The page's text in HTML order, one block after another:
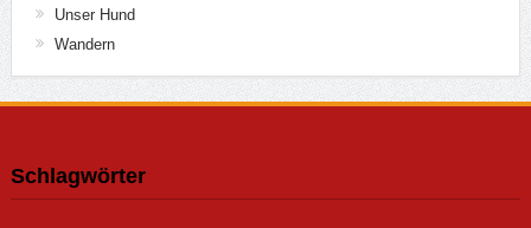
Unser Hund
Wandern
Schlagwörter